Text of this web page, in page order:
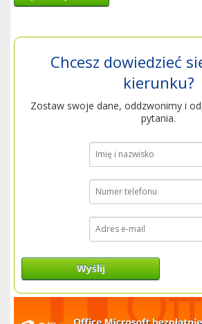
Chcesz dowiedzieć
kierunku?
Zostaw swoje dane, oddzwonimy i
pytania.
Wyślij